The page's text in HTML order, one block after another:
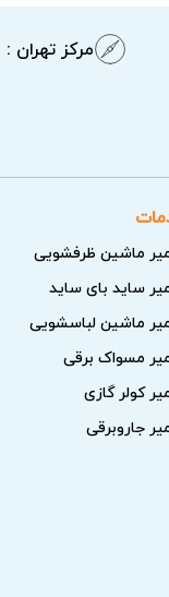
مرکز تهران :
ماشین ظرفشویی
ساید بای ساید
ماشین لباسشویی
مسواک برقی
کولر گازی
جاروبرقی